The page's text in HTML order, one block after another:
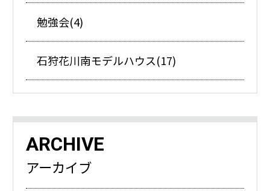
勉強会(4)
石狩花川南モデルハウス(17)
ARCHIVE
アーカイブ